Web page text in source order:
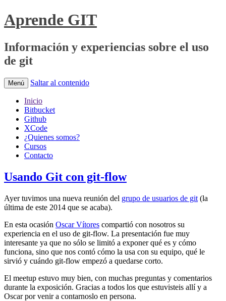
Aprende GIT
Información y experiencias sobre el uso
de git
Menú Saltar al contenido
Inicio
Bitbucket
Github
XCode
¿Quienes somos?
Cursos
Contacto
Usando Git con git-flow
Ayer tuvimos una nueva reunión del grupo de usuarios de git (la
última de este 2014 que se acaba).
En esta ocasión Oscar Vítores compartió con nosotros su
experiencia en el uso de git-flow. La presentación fue muy
interesante ya que no sólo se limitó a exponer qué es y cómo
funciona, sino que nos contó cómo la usa con su equipo, qué le
sirvió y cuándo git-flow empezó a quedarse corto.
El meetup estuvo muy bien, con muchas preguntas y comentarios
durante la exposición. Gracias a todos los que estuvisteis allí y a
Oscar por venir a contarnoslo en persona.